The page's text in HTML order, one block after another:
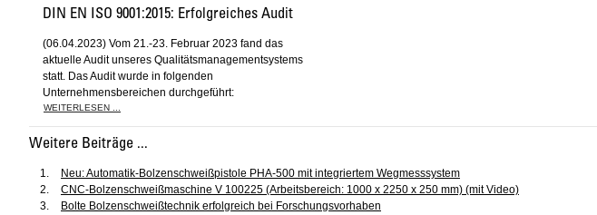
DIN EN ISO 9001:2015: Erfolgreiches Audit
(06.04.2023) Vom 21.-23. Februar 2023 fand das
aktuelle Audit unseres Qualitätsmanagementsystems
statt. Das Audit wurde in folgenden
Unternehmensbereichen durchgeführt:
WEITERLESEN ...
Weitere Beiträge ...
Neu: Automatik-Bolzenschweißpistole PHA-500 mit integriertem Wegmesssystem
CNC-Bolzenschweißmaschine V 100225 (Arbeitsbereich: 1000 x 2250 x 250 mm) (mit Video)
Bolte Bolzenschweißtechnik erfolgreich bei Forschungsvorhaben